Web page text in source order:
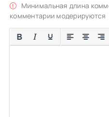
Минимальная длина
комментарии модерируются